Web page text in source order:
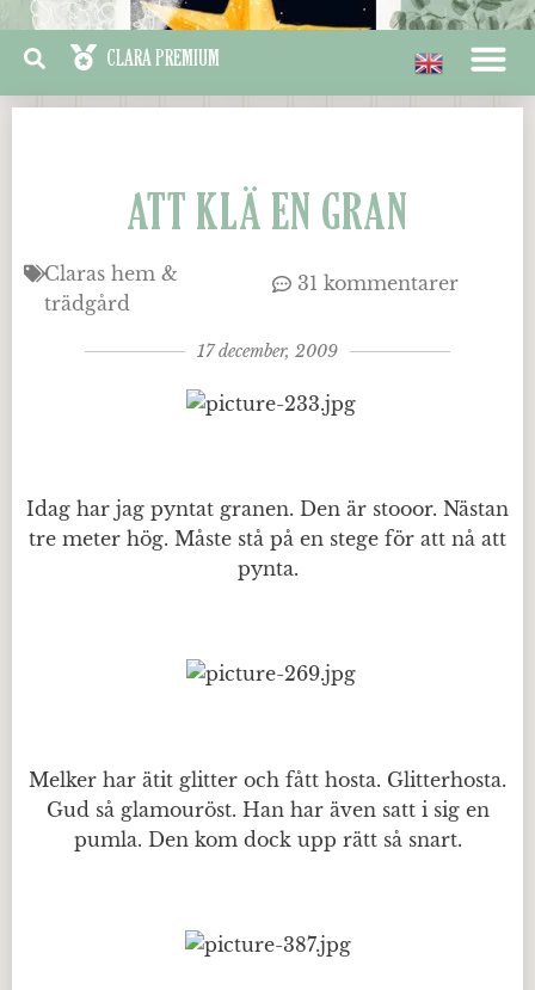
ATT KLÄ EN GRAN
Claras hem &
trädgård
31 kommentarer
17 december, 2009
Idag har jag pyntat granen. Den är stooor. Nästan
tre meter hög. Måste stå på en stege för att nå att
pynta.
Melker har ätit glitter och fått hosta. Glitterhosta.
Gud så glamouröst. Han har även satt i sig en
pumla. Den kom dock upp rätt så snart.